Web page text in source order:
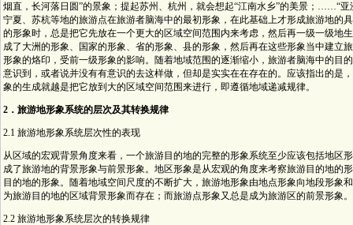
烟直，长河落日圆”的景象；提起苏州、杭州，就会想起“江南水乡”的美景；……“亚
宁夏、苏杭等地的旅游点在旅游者脑海中的最初形象，在此基础上才形成旅游地的
的形象时，总是把它先放在一个更大的区域空间范围内来考虑，然后再一级一级地
成了大洲的形象、国家的形象、省的形象、县的形象，然后再在这些形象当中建立
形象的烙印，受前一级形象的影响。随着地域范围的逐渐缩小，旅游者脑海中的目
意识到，或者说并没有有意识的去这样做，但却是实实在在存在的。应该指出的是
象的生成就越是把它放到大的区域空间范围来进行，即遵循地域递减规律。
2．旅游地形象系统的层次及其转换规律
2.1 旅游地形象系统层次性的表现
从区域的宏观背景角度来看，一个旅游目的地的完整的形象系统至少应该包括地区
成了旅游地的背景形象与前景形象。地区形象是从宏观的角度来考察旅游目的地的
目的地的形象。随着地域空间尺度的不断扩大，旅游地形象由地点形象向地段形象
为旅游目的地的区域背景形象而存在；而旅游点形象又总是成为旅游区的前景形象。
2.2 旅游地形象系统层次的转换规律